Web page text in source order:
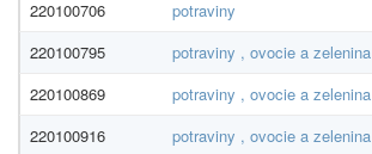
220100706
potraviny
220100795
potraviny , ovocie a zelenina
220100869
potraviny , ovocie a zelenina
220100916
potraviny , ovocie a zelenina